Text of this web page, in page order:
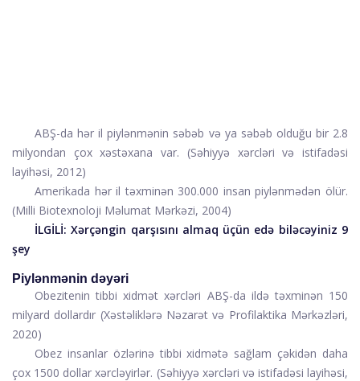
ABŞ-da hər il piylənmənin səbəb və ya səbəb olduğu bir 2.8
milyondan çox xəstəxana var. (Səhiyyə xərcləri və istifadəsi
layihəsi, 2012)
Amerikada hər il təxminən 300.000 insan piylənmədən ölür.
(Milli Biotexnoloji Məlumat Mərkəzi, 2004)
İLGİLİ: Xərçəngin qarşısını almaq üçün edə biləcəyiniz 9
şey
Piylənmənin dəyəri
Obezitenin tibbi xidmət xərcləri ABŞ-da ildə təxminən 150
milyard dollardır (Xəstəliklərə Nəzarət və Profilaktika Mərkəzləri,
2020)
Obez insanlar özlərinə tibbi xidmətə sağlam çəkidən daha
çox 1500 dollar xərcləyirlər. (Səhiyyə xərcləri və istifadəsi layihəsi,